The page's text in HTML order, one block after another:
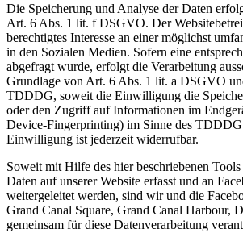
Die Speicherung und Analyse der Daten
Art. 6 Abs. 1 lit. f DSGVO. Der
berechtigtes Interesse an einer möglichst
in den Sozialen Medien. Sofern eine
abgefragt wurde, erfolgt die Verarbeitung
Grundlage von Art. 6 Abs. 1 lit. a DSGVO
TDDDG, soweit die Einwilligung die
oder den Zugriff auf Informationen im
Device-Fingerprinting) im Sinne des
Einwilligung ist jederzeit widerrufbar.
Soweit mit Hilfe des hier beschriebenen Tools
Daten auf unserer Website erfasst und an
weitergeleitet werden, sind wir und die
Grand Canal Square, Grand Canal Harbour,
gemeinsam für diese Datenverarbeitung